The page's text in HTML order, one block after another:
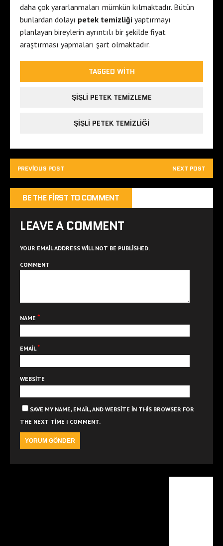
daha çok yararlanmaları mümkün kılmaktadır. Bütün
bunlardan dolayı petek temizliği yaptırmayı
planlayan bireylerin ayrıntılı bir şekilde fiyat
araştırması yapmaları şart olmaktadır.
TAGGED WITH
ŞIŞLI PETEK TEMIZLEME
ŞIŞLI PETEK TEMIZLIĞI
PREVIOUS POST NEXT POST
BE THE FIRST TO COMMENT
LEAVE A COMMENT
YOUR EMAIL ADDRESS WILL NOT BE PUBLISHED.
COMMENT
NAME *
EMAIL*
WEBSITE
SAVE MY NAME, EMAIL, AND WEBSITE IN THIS BROWSER FOR
THE NEXT TIME I COMMENT.